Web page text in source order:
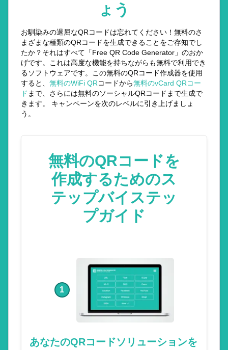
ょう
お馴染みの退屈なQRコードは忘れてください！無料のさ
まざまな種類のQRコードを生成できることをご存知でし
たか？それはすべて「Free QR Code Generator」のおか
げです。これは高度な機能を持ちながらも無料で利用でき
るソフトウェアです。この無料のQRコード作成器を使用
すると、 無料のWiFi QRコードから無料のvCard QRコー
ド まで、さらには無料のソーシャルQRコードまで生成で
きます。 キャンペーンを次のレベルに引き上げましょ
う。
無料のQRコードを
作成するためのス
テップバイステッ
プガイド
1
あなたのQRコードソリューションを